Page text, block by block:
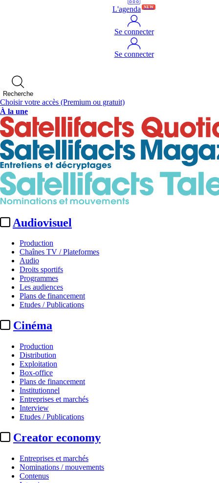
L'agenda NEW
Se connecter
Se connecter
Recherche
Choisir votre accès (Premium ou gratuit)
À la une
Audiovisuel
Production
Chaînes TV / Plateformes
Audio
Droits sportifs
Programmes
Les audiences
Plans de financement
Etudes / Publications
Cinéma
Production
Distribution
Exploitation
Box-office
Plans de financement
Institutionnel
Entreprises et marchés
Interview
Etudes / Publications
Creator economy
Entreprises et marchés
Nominations / mouvements
Contenus